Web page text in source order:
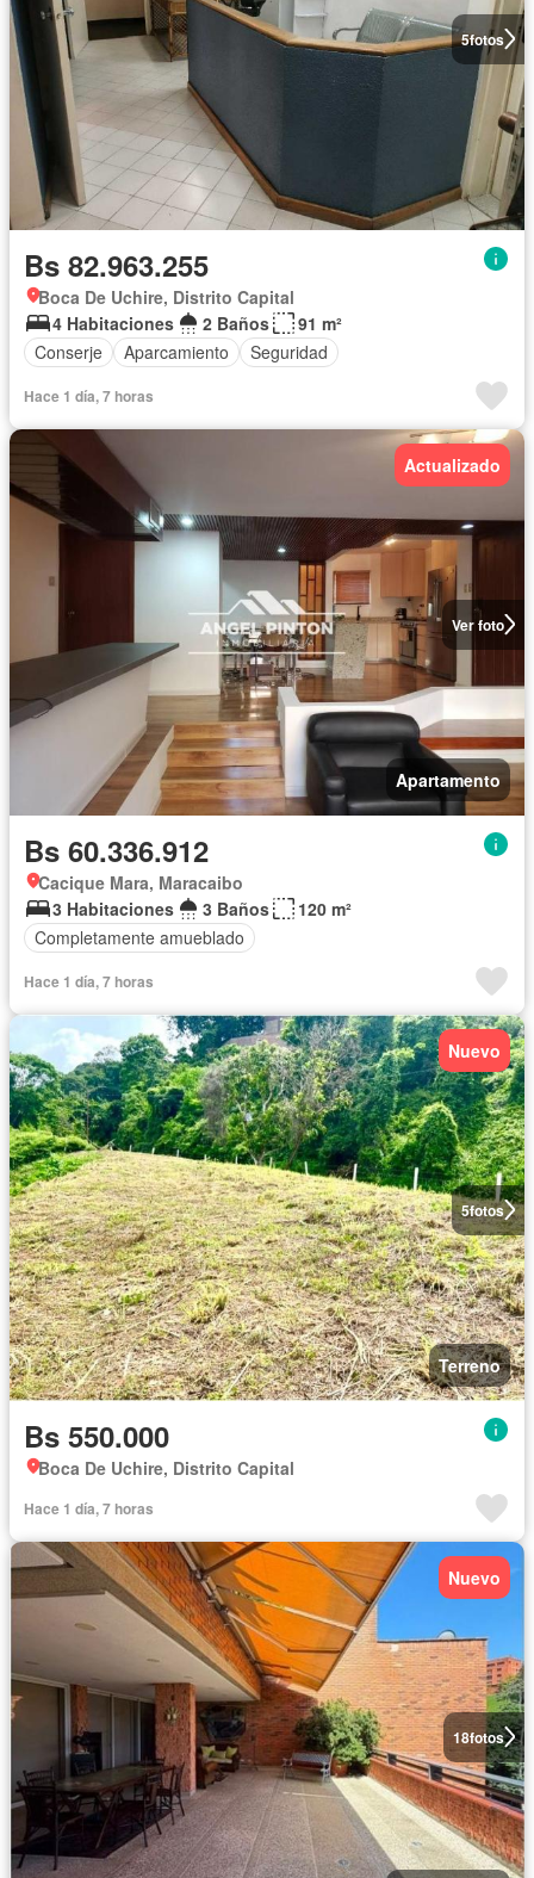
5fotos
Bs 82.963.255
Boca De Uchire, Distrito Capital
4 Habitaciones
2 Baños
91 m²
Conserje
Aparcamiento Seguridad
Hace 1 día, 7 horas
Ver foto
Actualizado
Apartamento
Bs 60.336.912
Cacique Mara, Maracaibo
3 Habitaciones
3 Baños
120 m²
Completamente amueblado
Hace 1 día, 7 horas
5fotos
Nuevo
Terreno
Bs 550.000
Boca De Uchire, Distrito Capital
Hace 1 día, 7 horas
18fotos
Nuevo